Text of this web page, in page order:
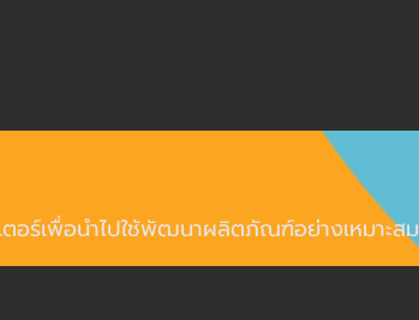
ตอร์เพื่อนำไปใช้พัฒนาผลิตภัณฑ์อย่างเหมาะสม